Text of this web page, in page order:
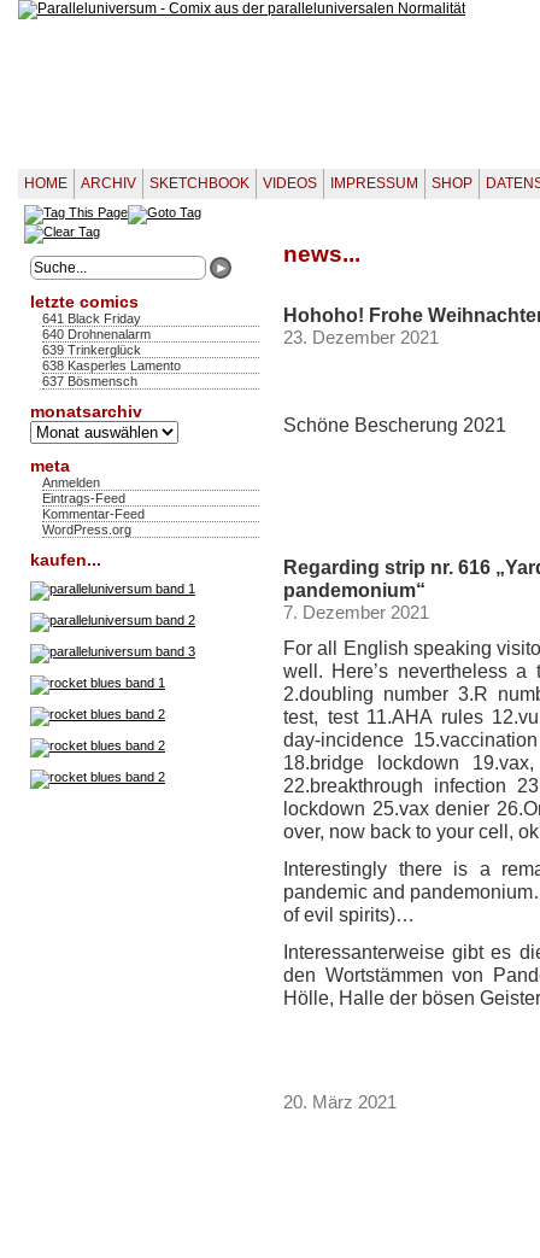
HOME ARCHIV SKETCHBOOK VIDEOS IMPRESSUM SHOP
letzte comics
641 Black Friday
640 Drohnenalarm
639 Trinkerglück
638 Kasperles Lamento
637 Bösmensch
monatsarchiv
Monatsarchiv
meta
Anmelden
Eintrags-Feed
Kommentar-Feed
WordPress.org
kaufen...
news...
Hohoho! Frohe
23. Dezember 2021
Schöne Bescherung 2021
Regarding strip nr. 616
pandemonium“
7. Dezember 2021
For all English speaking
well. Here’s nevertheless
2.doubling number 3.R
test, test 11.AHA rules
day-incidence
18.bridge lockdown
22.breakthrough infection
lockdown 25.vax denier
over, now back to your cell,
Interestingly there is a
pandemic and
of evil spirits)…
Interessanterweise gibt es
den Wortstämmen von
Hölle, Halle der bösen
20. März 2021